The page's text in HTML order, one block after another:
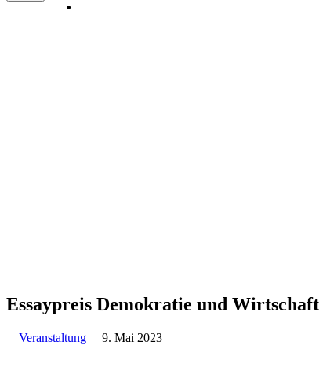
Essay­preis Demokratie und Wirtschaft
Veranstaltung 9. Mai 2023